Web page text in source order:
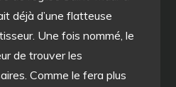
déjà d’une flatteuse
Une fois nommé, le
de trouver les
Comme le fera plus